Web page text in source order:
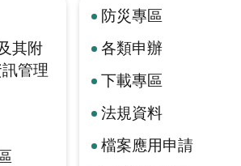
其附
管理
防災專區
各類申辦
下載專區
法規資料
檔案應用申請